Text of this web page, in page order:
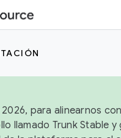
para alinearnos
llamado Trunk Stable y